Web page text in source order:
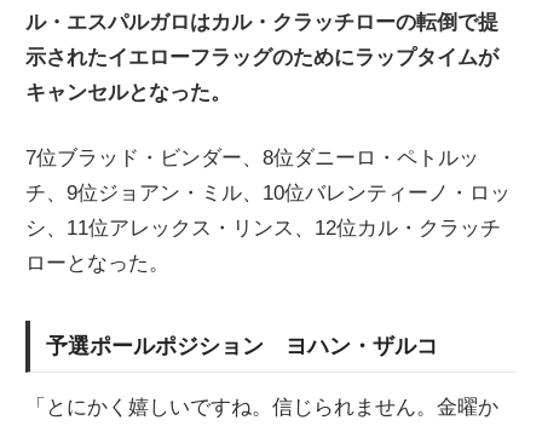
ー
ル・エスパルガロはカル・クラッチローの転倒で提
示されたイエローフラッグのためにラップタイムが
キャンセルとなった。
7位ブラッド・ビンダー、8位ダニーロ・ペトルッ
チ、9位ジョアン・ミル、10位バレンティーノ・ロッ
シ、11位アレックス・リンス、12位カル・クラッチ
ローとなった。
予選ポールポジション ヨハン・ザルコ
「とにかく嬉しいですね。信じられません。金曜か